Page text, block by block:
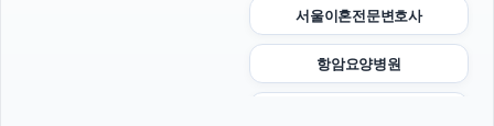
서울이혼전문변호사
항암요양병원